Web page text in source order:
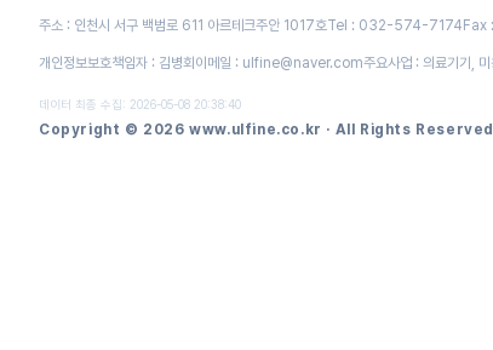
주소 : 인천시 서구 백범로 611 아르테크주안 1017호Tel : 032-574-7174
개인정보보호책임자 : 김병회 이메일 : ulfine@naver.com주요사업 : 의료기기,
데이터 최종 수집: 2026-05-08 20:38:40
Copyright © 2026 www.ulfine.co.kr · All Rights